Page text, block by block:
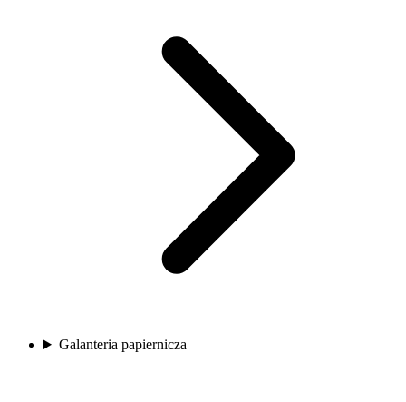
Galanteria papiernicza